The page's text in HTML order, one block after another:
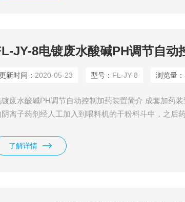
JY-8电镀废水酸碱PH调节自动
新时间： 2020-05-23 型号： FL-JY-8 浏览量：
镀废水酸碱PH调节自动控制加药装置简介 成
阴离子药剂经人工加入到喂料机的干粉料斗中，之后
的控制下进行精确计量和控制。如果空气湿度相对
，并有可能粘到喂料机侧壁上。为了克服这种现象，
了解详情